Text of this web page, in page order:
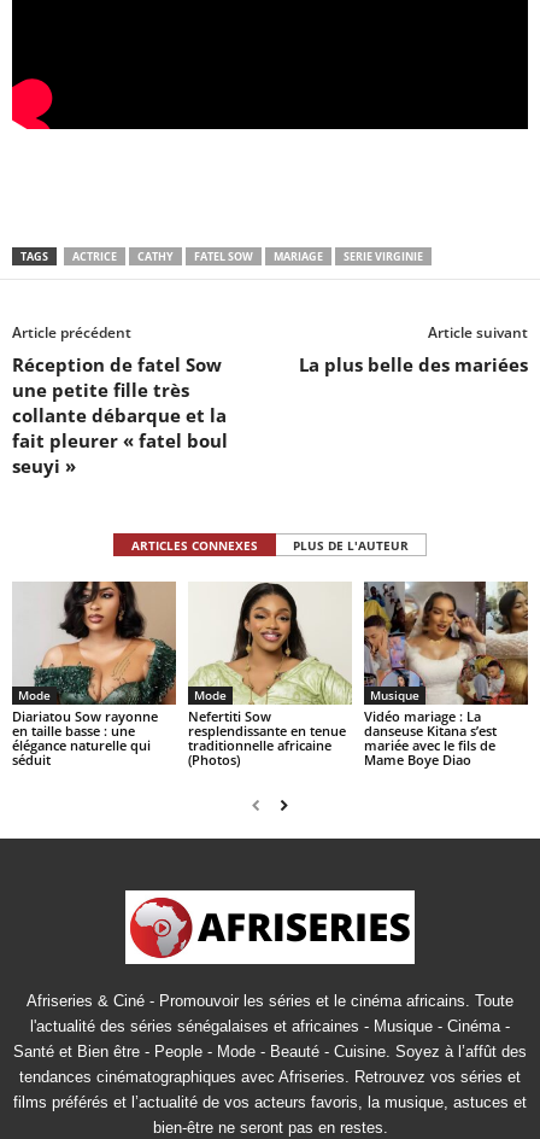
TAGS ACTRICE CATHY FATEL SOW MARIAGE SERIE VIRGINIE
Article précédent
Réception de fatel Sow
une petite fille très
collante débarque et la
fait pleurer « fatel boul
seuyi »
Article suivant
La plus belle des mariées
ARTICLES CONNEXES PLUS DE L'AUTEUR
Mode
Diariatou Sow rayonne
en taille basse : une
élégance naturelle qui
séduit
Mode
Nefertiti Sow
resplendissante en tenue
traditionnelle africaine
(Photos)
Musique
Vidéo mariage : La
danseuse Kitana s’est
mariée avec le fils de
Mame Boye Diao
Afriseries & Ciné - Promouvoir les séries et le cinéma africains. Toute
l'actualité des séries sénégalaises et africaines - Musique - Cinéma -
Santé et Bien être - People - Mode - Beauté - Cuisine. Soyez à l’affût des
tendances cinématographiques avec Afriseries. Retrouvez vos séries et
films préférés et l’actualité de vos acteurs favoris, la musique, astuces et
bien-être ne seront pas en restes.